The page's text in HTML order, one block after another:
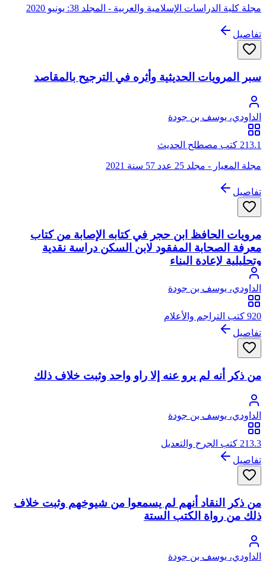
مجلة كلية الدراسات الإسلامية والعربية - المجلد 38: يونيو 2020
تفاصيل
سبر المرويات الحديثية وأثره في الترجيح بالمقاصد
الداودي، يوسف بن جودة
213.1 كتب مصطلح الحديث
مجلة المعيار - مجلد 25 عدد 57 سنة 2021
تفاصيل
مرويات الحافظ ابن حجر في كتابه الإصابة من كتاب
معرفة الصحابة المفقود لابن السكن دراسة نقدية
وتحليلية لإعادة البناء
الداودي، يوسف بن جودة
920 كتب التراجم والأعلام
تفاصيل
من ذكر أنه لم يرو عنه إلا راو واحد وثبت خلاف ذلك
الداودي، يوسف بن جودة
213.3 كتب الجرح والتعديل
تفاصيل
من ذكر النقاد أنهم لم يسمعوا من شيوخهم وثبت خلاف
ذلك من رواة الكتب الستة
الداودي، يوسف بن جودة